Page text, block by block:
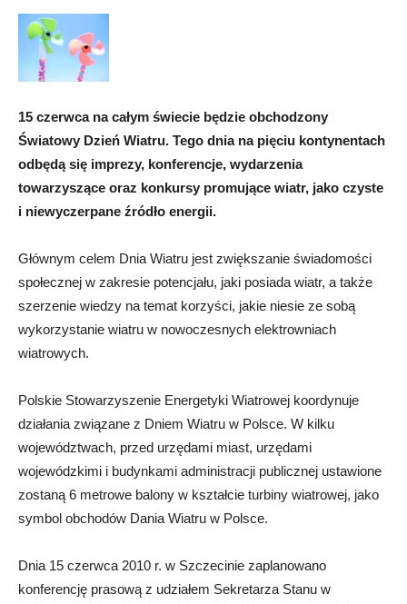
15 czerwca na całym świecie będzie obchodzony
Światowy Dzień Wiatru. Tego dnia na pięciu kontynentach
odbędą się imprezy, konferencje, wydarzenia
towarzyszące oraz konkursy promujące wiatr, jako czyste
i niewyczerpane źródło energii.
Głównym celem Dnia Wiatru jest zwiększanie świadomości
społecznej w zakresie potencjału, jaki posiada wiatr, a także
szerzenie wiedzy na temat korzyści, jakie niesie ze sobą
wykorzystanie wiatru w nowoczesnych elektrowniach
wiatrowych.
Polskie Stowarzyszenie Energetyki Wiatrowej koordynuje
działania związane z Dniem Wiatru w Polsce. W kilku
województwach, przed urzędami miast, urzędami
wojewódzkimi i budynkami administracji publicznej ustawione
zostaną 6 metrowe balony w kształcie turbiny wiatrowej, jako
symbol obchodów Dania Wiatru w Polsce.
Dnia 15 czerwca 2010 r. w Szczecinie zaplanowano
konferencję prasową z udziałem Sekretarza Stanu w